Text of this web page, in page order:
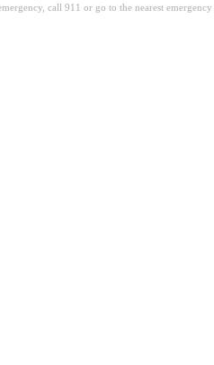
call 911 or go to the nearest emergency